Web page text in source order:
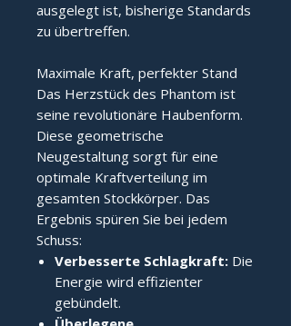
ausgelegt ist, bisherige Standards
zu übertreffen.
Maximale Kraft, perfekter Stand
Das Herzstück des Phantom ist
seine revolutionäre Haubenform.
Diese geometrische
Neugestaltung sorgt für eine
optimale Kraftverteilung im
gesamten Stockkörper. Das
Ergebnis spüren Sie bei jedem
Schuss:
Verbesserte Schlagkraft: Die
Energie wird effizienter
gebündelt.